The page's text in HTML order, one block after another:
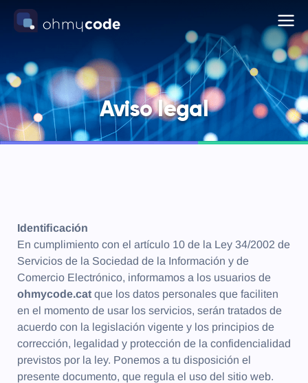
ABOUT US
PROJECTS
Aviso legal
Identiﬁcación
En cumplimiento con el artículo 10 de la Ley 34/2002 de
Servicios de la Sociedad de la Información y de
Comercio Electrónico, informamos a los usuarios de
ohmycode.cat que los datos personales que faciliten
en el momento de usar los servicios, serán tratados de
acuerdo con la legislación vigente y los principios de
corrección, legalidad y protección de la confidencialidad
previstos por la ley. Ponemos a tu disposición el
presente documento, que regula el uso del sitio web.